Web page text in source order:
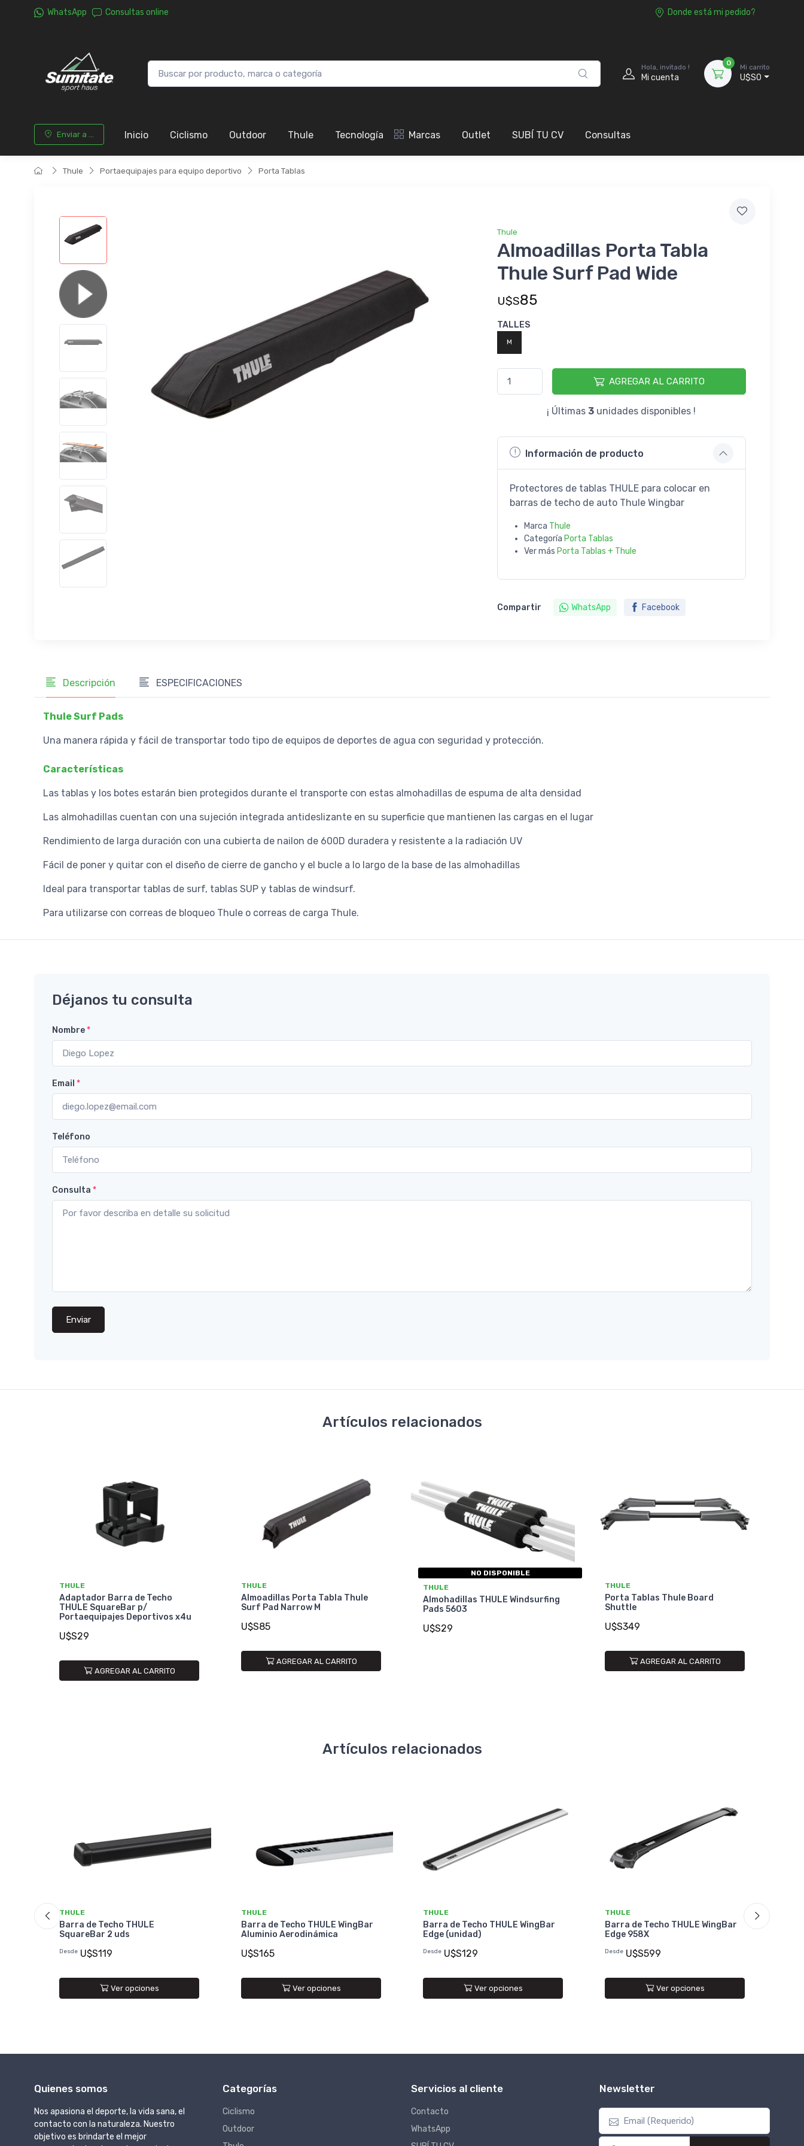
WhatsApp Consultas online Donde está mi pedido?
Hola, invitado !
Mi cuenta
0
Mi carrito
U$S0
Enviar a ... Inicio Ciclismo Outdoor Thule Tecnología Marcas Outlet SUBÍ TU CV Consultas
Thule Portaequipajes para equipo deportivo Porta Tablas
Thule
Almoadillas Porta Tabla
Thule Surf Pad Wide
U$S85
TALLES
M
AGREGAR AL CARRITO
¡ Últimas3 unidades disponibles !
Información de producto
Protectores de tablas THULE para colocar en
barras de techo de auto Thule Wingbar
Marca Thule
Categoría Porta Tablas
Ver más Porta Tablas + Thule
Compartir WhatsApp Facebook
Descripción ESPECIFICACIONES
Thule Surf Pads
Una manera rápida y fácil de transportar todo tipo de equipos de deportes de agua con seguridad y protección.
Características
Las tablas y los botes estarán bien protegidos durante el transporte con estas almohadillas de espuma de alta densidad
Las almohadillas cuentan con una sujeción integrada antideslizante en su superficie que mantienen las cargas en el lugar
Rendimiento de larga duración con una cubierta de nailon de 600D duradera y resistente a la radiación UV
Fácil de poner y quitar con el diseño de cierre de gancho y el bucle a lo largo de la base de las almohadillas
Ideal para transportar tablas de surf, tablas SUP y tablas de windsurf.
Para utilizarse con correas de bloqueo Thule o correas de carga Thule.
Déjanos tu consulta
Nombre*
Email *
Teléfono
Consulta *
Enviar
Artículos relacionados
THULE
Adaptador Barra de Techo
THULE SquareBar p/
Portaequipajes Deportivos x4u
U$S29
AGREGAR AL CARRITO
THULE
Almoadillas Porta Tabla Thule
Surf Pad Narrow M
U$S85
AGREGAR AL CARRITO
NO DISPONIBLE
THULE
Almohadillas THULE Windsurfing
Pads 5603
U$S29
THULE
Porta Tablas Thule Board
Shuttle
U$S349
AGREGAR AL CARRITO
Artículos relacionados
THULE
Barra de Techo THULE
SquareBar 2 uds
Desde U$S119
Ver opciones
THULE
Barra de Techo THULE WingBar
Aluminio Aerodinámica
U$S165
Ver opciones
THULE
Barra de Techo THULE WingBar
Edge (unidad)
Desde U$S129
Ver opciones
THULE
Barra de Techo THULE WingBar
Edge 958X
Desde U$S599
Ver opciones
Quienes somos
Nos apasiona el deporte, la vida sana, el
contacto con la naturaleza. Nuestro
objetivo es brindarte el mejor
Categorías
Ciclismo
Outdoor
Servicios al cliente
Contacto
WhatsApp
Newsletter